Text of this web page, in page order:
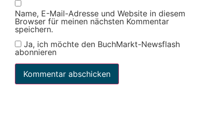
Name, E-Mail-Adresse und Website in diesem
Browser für meinen nächsten Kommentar
speichern.
Ja, ich möchte den BuchMarkt-Newsflash
abonnieren